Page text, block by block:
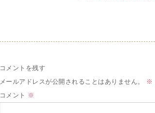
コメントを残す
メールアドレスが公開されることはありません。
※
コメント
※